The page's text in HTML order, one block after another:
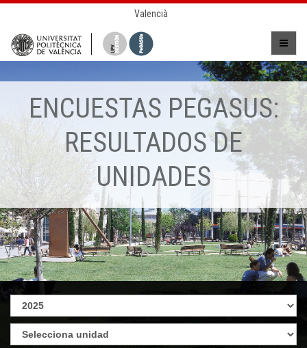
Valencià
ENCUESTAS PEGASUS:
RESULTADOS DE
UNIDADES